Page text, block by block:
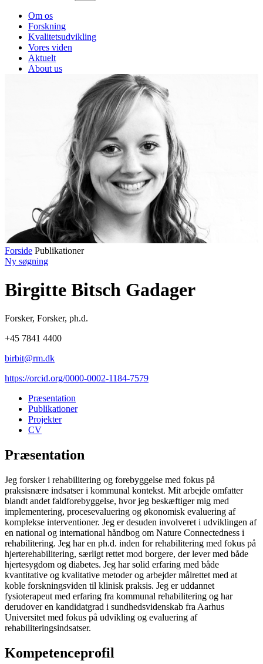
Om os
Forskning
Kvalitetsudvikling
Vores viden
Aktuelt
About us
Forside Publikationer
Ny søgning
Birgitte Bitsch Gadager
Forsker, Forsker, ph.d.
+45 7841 4400
birbit@rm.dk
https://orcid.org/0000-0002-1184-7579
Præsentation
Publikationer
Projekter
CV
Præsentation
Jeg forsker i rehabilitering og forebyggelse med fokus på
praksisnære indsatser i kommunal kontekst. Mit arbejde omfatter
blandt andet faldforebyggelse, hvor jeg beskæftiger mig med
implementering, procesevaluering og økonomisk evaluering af
komplekse interventioner. Jeg er desuden involveret i udviklingen af
en national og international håndbog om Nature Connectedness i
rehabilitering. Jeg har en ph.d. inden for rehabilitering med fokus på
hjerterehabilitering, særligt rettet mod borgere, der lever med både
hjertesygdom og diabetes. Jeg har solid erfaring med både
kvantitative og kvalitative metoder og arbejder målrettet med at
koble forskningsviden til klinisk praksis. Jeg er uddannet
fysioterapeut med erfaring fra kommunal rehabilitering og har
derudover en kandidatgrad i sundhedsvidenskab fra Aarhus
Universitet med fokus på udvikling og evaluering af
rehabiliteringsindsatser.
Kompetenceprofil